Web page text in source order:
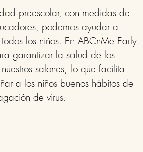
preescolar, con medidas de
podemos ayudar a
los niños. En ABCnMe Early
garantizar la salud de los
salones, lo que facilita
a los niños buenos hábitos de
de virus.